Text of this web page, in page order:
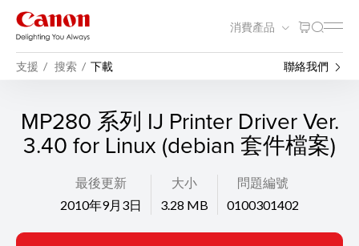
消費產品
支援 搜索 下載 聯絡我們
MP280 系列 IJ Printer Driver Ver.
3.40 for Linux (debian 套件檔案)
最後更新
2010年9月3日
大小
3.28 MB
問題編號
0100301402